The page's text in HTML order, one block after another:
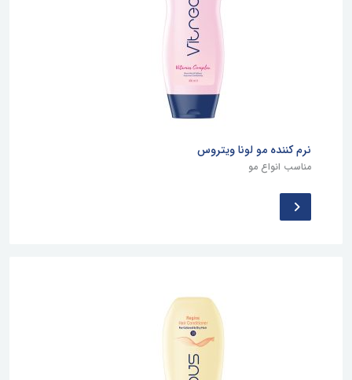
نرم کننده مو لونا ویتروس
مناسب انواع مو